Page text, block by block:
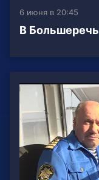
6 июня в 20:45
В